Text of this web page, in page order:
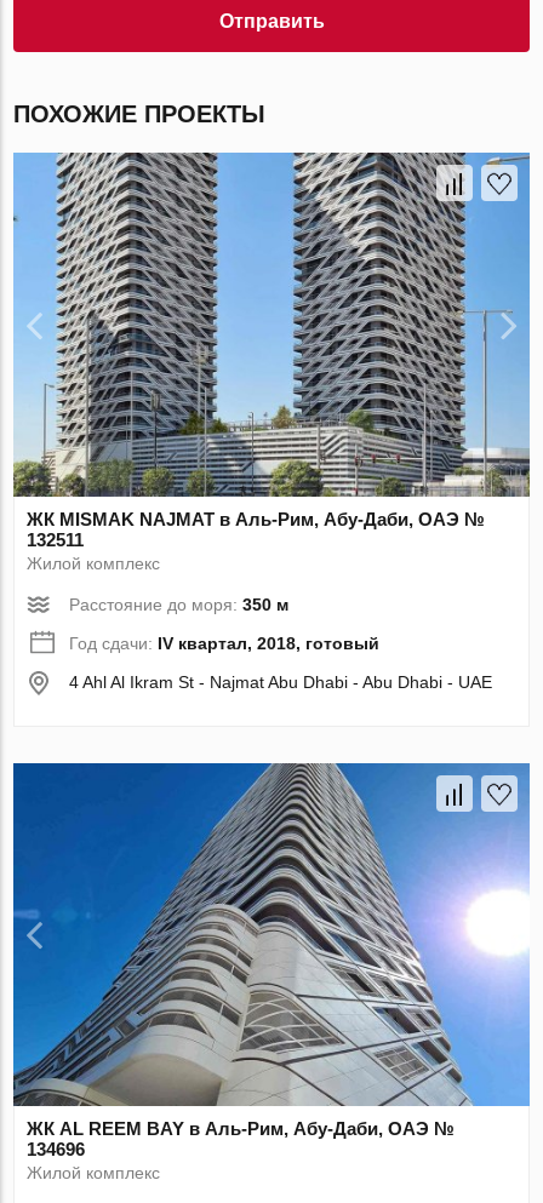
Отправить
ПОХОЖИЕ ПРОЕКТЫ
ЖК MISMAK NAJMAT в Аль-Рим, Абу-Даби, ОАЭ №
132511
Жилой комплекс
Расстояние до моря:350 м
Год сдачи: IV квартал, 2018, готовый
4 Ahl Al Ikram St - Najmat Abu Dhabi - Abu Dhabi - UAE
ЖК AL REEM BAY в Аль-Рим, Абу-Даби, ОАЭ №
134696
Жилой комплекс